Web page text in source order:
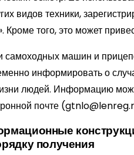
видов техники,
Кроме того, это может
машин и
информировать о
людей. Информацию
почте (gtnlo@lenreg.
получения